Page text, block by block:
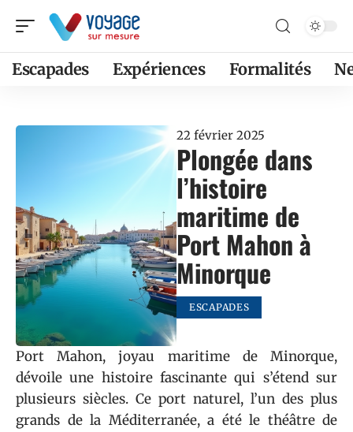
Escapades Expériences Formalités
22 février 2025
Plongée dans
l’histoire
maritime de
Port Mahon à
Minorque
ESCAPADES
Port Mahon, joyau maritime de Minorque,
dévoile une histoire fascinante qui s’étend sur
plusieurs siècles. Ce port naturel, l’un des plus
grands de la Méditerranée, a été le théâtre de